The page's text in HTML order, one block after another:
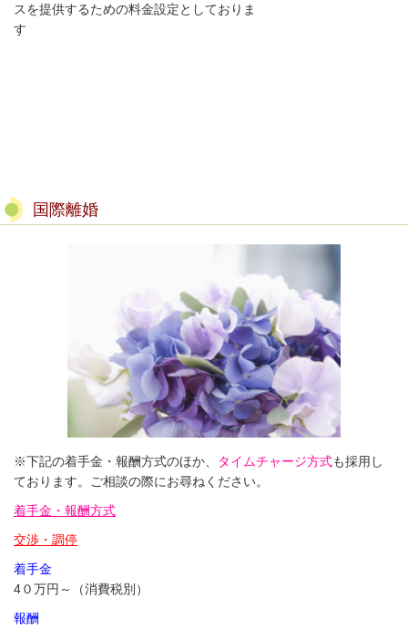
スを提供するための料金設定としておりま
す
国際離婚
※下記の着手金・報酬方式のほか、 タイムチャージ方式も採用し
ております。ご相談の際にお尋ねください。
着手金・報酬方式
交渉・調停
着手金
4０万円～（消費税別）
報酬